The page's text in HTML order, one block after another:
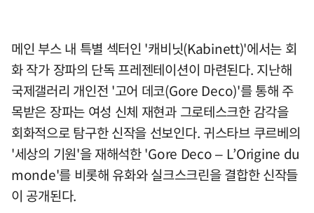
메인 부스 내 특별 섹터인 '캐비닛(Kabinett)'에서는 회
화 작가 장파의 단독 프레젠테이션이 마련된다. 지난해
국제갤러리 개인전 '고어 데코(Gore Deco)'를 통해 주
목받은 장파는 여성 신체 재현과 그로테스크한 감각을
회화적으로 탐구한 신작을 선보인다. 귀스타브 쿠르베의
'세상의 기원'을 재해석한 'Gore Deco – L’Origine du
monde'를 비롯해 유화와 실크스크린을 결합한 신작들
이 공개된다.